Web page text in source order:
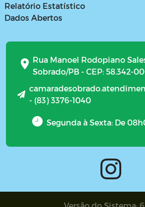
Relatório Estatístico
Dados Abertos
Rua Manoel Rodopiano
Sobrado/PB - CEP: 58.342-
- (83) 3376-1040
Segunda à Sexta: De